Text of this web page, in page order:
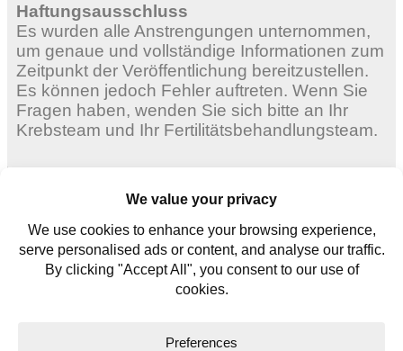
Haftungsausschluss
Es wurden alle Anstrengungen unternommen,
um genaue und vollständige Informationen zum
Zeitpunkt der Veröffentlichung bereitzustellen.
Es können jedoch Fehler auftreten. Wenn Sie
Fragen haben, wenden Sie sich bitte an Ihr
Krebsteam und Ihr Fertilitätsbehandlungsteam.
Für junge Männer
Kontaktieren Sie uns